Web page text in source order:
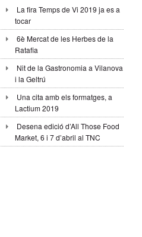
La fira Temps de Vi 2019 ja es a
tocar
6è Mercat de les Herbes de la
Ratafia
Nit de la Gastronomia a Vilanova
i la Geltrú
Una cita amb els formatges, a
Lactium 2019
Desena edició d’All Those Food
Market, 6 i 7 d’abril al TNC